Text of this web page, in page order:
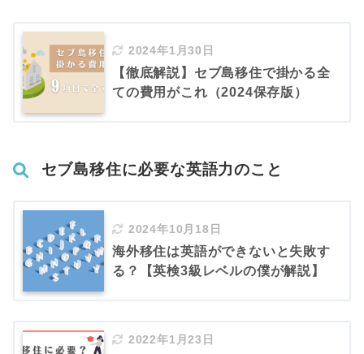
2024年1月30日
【徹底解説】セブ島移住で掛かる全
ての費用がこれ（2024保存版）
セブ島移住に必要な英語力のこと
2024年10月18日
海外移住は英語ができないと失敗す
る？【英検3級レベルの僕が解説】
2022年1月23日